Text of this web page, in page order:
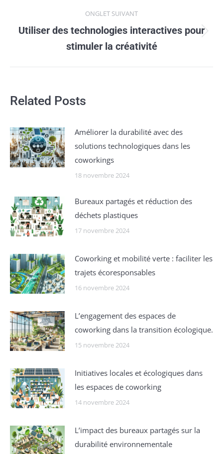
ONGLET SUIVANT
Onglet
suivant
Utiliser des technologies interactives pour
stimuler la créativité
Related Posts
Améliorer la durabilité avec des
solutions technologiques dans les
coworkings
18 novembre 2024
Bureaux partagés et réduction des
déchets plastiques
17 novembre 2024
Coworking et mobilité verte : faciliter les
trajets écoresponsables
16 novembre 2024
L’engagement des espaces de
coworking dans la transition écologique.
15 novembre 2024
Initiatives locales et écologiques dans
les espaces de coworking
14 novembre 2024
L’impact des bureaux partagés sur la
durabilité environnementale